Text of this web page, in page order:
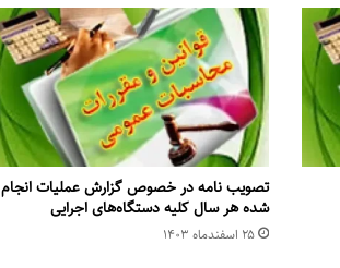
تصویب نامه در خصوص گزارش عملیات انجام
شده هر سال کلیه دستگاه‌های اجرایی
۲۵ اسفند‌ماه ۱۴۰۳